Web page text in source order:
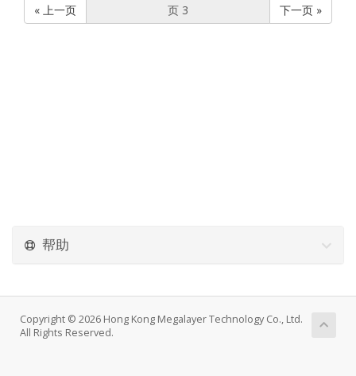
« 上一页 下一页 »
帮助
Copyright © 2026 Hong Kong Megalayer Technology Co., Ltd.
All Rights Reserved.